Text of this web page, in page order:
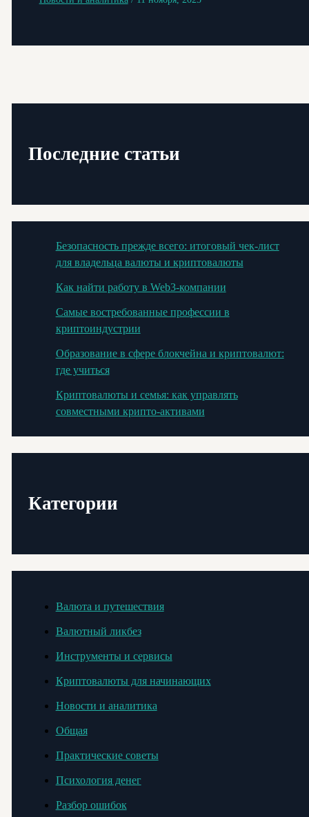
Последние статьи
Безопасность прежде всего: итоговый чек-лист
для владельца валюты и криптовалюты
Как найти работу в Web3-компании
Самые востребованные профессии в
криптоиндустрии
Образование в сфере блокчейна и криптовалют:
где учиться
Криптовалюты и семья: как управлять
совместными крипто-активами
Категории
Валюта и путешествия
Валютный ликбез
Инструменты и сервисы
Криптовалюты для начинающих
Новости и аналитика
Общая
Практические советы
Психология денег
Разбор ошибок